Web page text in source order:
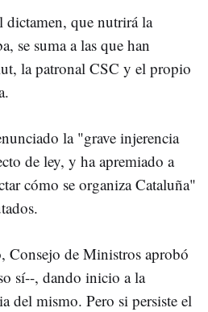
que nutrirá la
se suma a las que han
la patronal CSC y el propio
la "grave injerencia
de ley, y ha apremiado a
cómo se organiza Cataluña"
Consejo de Ministros aprobó
sí--, dando inicio a la
del mismo. Pero si persiste el